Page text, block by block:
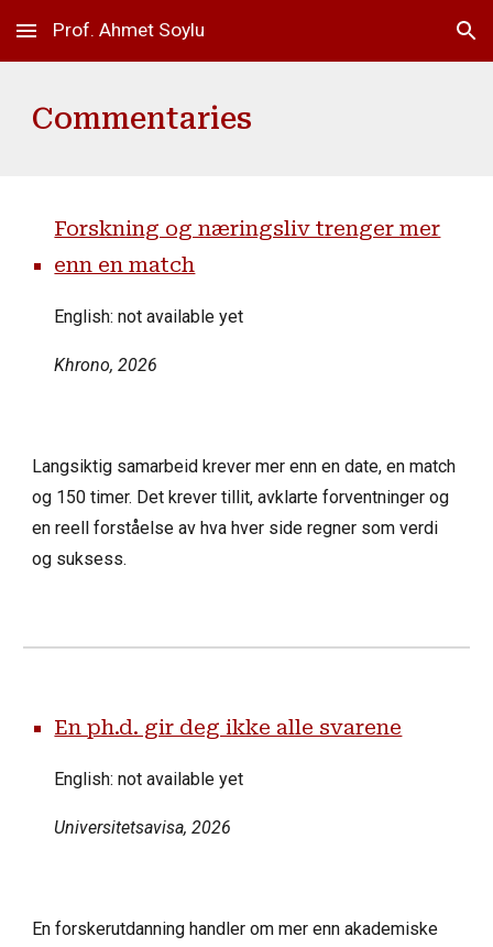
Skip to main content Skip to navigation
Prof. Ahmet Soylu
Commentaries
Forskning og næringsliv trenger mer
enn en match
English: not available yet
Khrono, 2026
Langsiktig samarbeid krever mer enn en date, en match
og 150 timer. Det krever tillit, avklarte forventninger og
en reell forståelse av hva hver side regner som verdi
og suksess.
En ph.d. gir deg ikke alle svarene
English: not available yet
Universitetsavisa, 2026
En forskerutdanning handler om mer enn akademiske